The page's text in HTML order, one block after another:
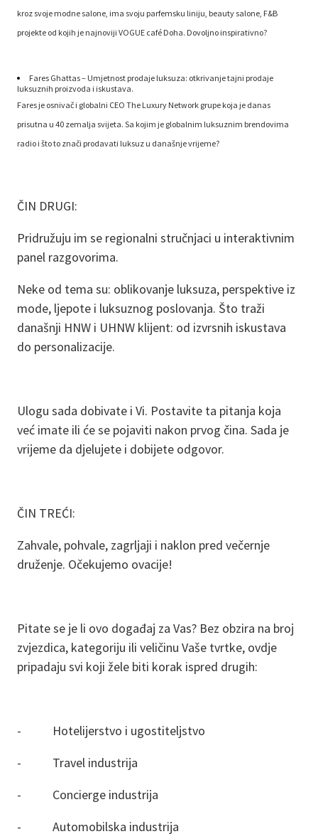
kroz svoje modne salone, ima svoju parfemsku liniju, beauty salone, F&B
projekte od kojih je najnoviji VOGUE café Doha. Dovoljno inspirativno?
Fares Ghattas – Umjetnost prodaje luksuza: otkrivanje tajni prodaje
luksuznih proizvoda i iskustava.
Fares je osnivač i globalni CEO The Luxury Network grupe koja je danas
prisutna u 40 zemalja svijeta. Sa kojim je globalnim luksuznim brendovima
radio i što to znači prodavati luksuz u današnje vrijeme?
ČIN DRUGI:
Pridružuju im se regionalni stručnjaci u interaktivnim
panel razgovorima.
Neke od tema su: oblikovanje luksuza, perspektive iz
mode, ljepote i luksuznog poslovanja. Što traži
današnji HNW i UHNW klijent: od izvrsnih iskustava
do personalizacije.
Ulogu sada dobivate i Vi. Postavite ta pitanja koja
već imate ili će se pojaviti nakon prvog čina. Sada je
vrijeme da djelujete i dobijete odgovor.
ČIN TREĆI:
Zahvale, pohvale, zagrljaji i naklon pred večernje
druženje. Očekujemo ovacije!
Pitate se je li ovo događaj za Vas? Bez obzira na broj
zvjezdica, kategoriju ili veličinu Vaše tvrtke, ovdje
pripadaju svi koji žele biti korak ispred drugih:
- Hotelijerstvo i ugostiteljstvo
- Travel industrija
- Concierge industrija
- Automobilska industrija